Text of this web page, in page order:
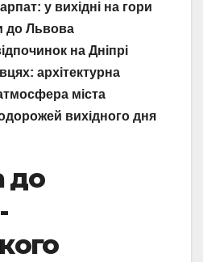
у вихідні на гори
до Львова
на Дніпрі
архітектурна
міста
вихідного дня
до